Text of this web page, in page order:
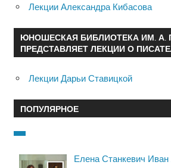
Лекции Александра Кибасова
ЮНОШЕСКАЯ БИБЛИОТЕКА ИМ. А.
ПРЕДСТАВЛЯЕТ ЛЕКЦИИ О
Лекции Дарьи Ставицкой
ПОПУЛЯРНОЕ
Елена Станкевич Иван